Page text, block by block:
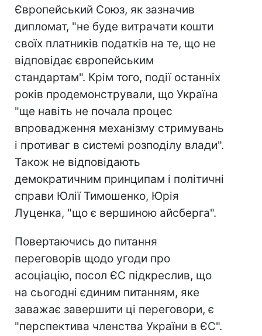
Європейський Союз, як зазначив
дипломат, "не буде витрачати кошти
своїх платників податків на те, що не
відповідає європейським
стандартам". Крім того, події останніх
років продемонстрували, що Україна
"ще навіть не почала процес
впровадження механізму стримувань
і противаг в системі розподілу влади".
Також не відповідають
демократичним принципам і політичні
справи Юлії Тимошенко, Юрія
Луценка, "що є вершиною айсберга".
Повертаючись до питання
переговорів щодо угоди про
асоціацію, посол ЄС підкреслив, що
на сьогодні єдиним питанням, яке
заважає завершити ці переговори, є
"перспектива членства України в ЄС".